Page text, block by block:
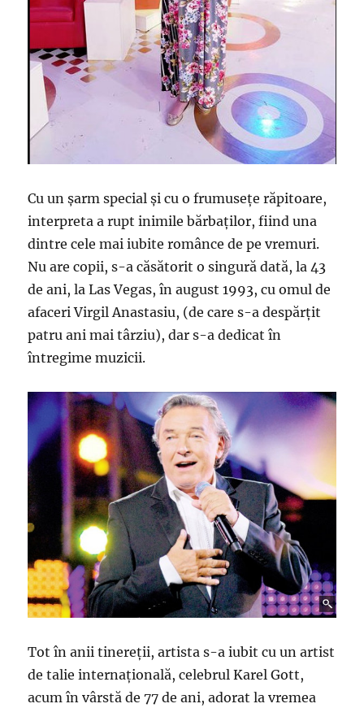
Cu un șarm special și cu o frumusețe răpitoare,
interpreta a rupt inimile bărbaților, fiind una
dintre cele mai iubite românce de pe vremuri.
Nu are copii, s-a căsătorit o singură dată, la 43
de ani, la Las Vegas, în august 1993, cu omul de
afaceri Virgil Anastasiu, (de care s-a despărțit
patru ani mai târziu), dar s-a dedicat în
întregime muzicii.
Tot în anii tinereții, artista s-a iubit cu un artist
de talie internațională, celebrul Karel Gott,
acum în vârstă de 77 de ani, adorat la vremea